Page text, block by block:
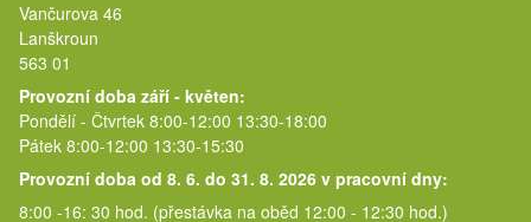
Vančurova 46
Lanškroun
563 01
Provozní doba září - květen:
Pondělí - Čtvrtek 8:00-12:00 13:30-18:00
Pátek 8:00-12:00 13:30-15:30
Provozní doba od 8. 6. do 31. 8. 2026 v pracovní dny:
8:00 -16: 30 hod. (přestávka na oběd 12:00 - 12:30 hod.)